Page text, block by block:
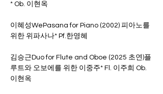
* Ob. 이현옥
이혜성WePasana for Piano (2002) 피아노를
위한 위파사나* Pf.한영혜
김승근Duo for Flute and Oboe (2025 초연)플
루트와 오보에를 위한 이중주* Fl. 이주희 Ob.
이현옥